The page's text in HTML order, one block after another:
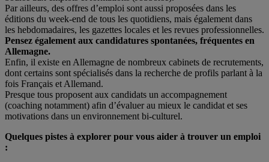
Par ailleurs, des offres d’emploi sont aussi proposées dans les
éditions du week-end de tous les quotidiens, mais également dans
les hebdomadaires, les gazettes locales et les revues professionnelles.
Pensez également aux candidatures spontanées, fréquentes en
Allemagne.
Enfin, il existe en Allemagne de nombreux cabinets de recrutements,
dont certains sont spécialisés dans la recherche de profils parlant à la
fois Français et Allemand.
Presque tous proposent aux candidats un accompagnement
(coaching notamment) afin d’évaluer au mieux le candidat et ses
motivations dans un environnement bi-culturel.
Quelques pistes à explorer pour vous aider à trouver un emploi
: